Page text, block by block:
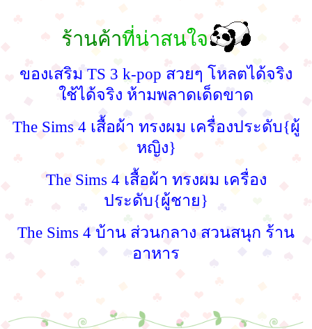
ร้านค้าที่น่าสนใจ
ของเสริม TS 3 k-pop สวยๆ โหลตได้จริง
ใช้ได้จริง ห้ามพลาดเด็ดขาด
The Sims 4 เสื้อผ้า ทรงผม เครื่องประดับ{ผู้
หญิง}
The Sims 4 เสื้อผ้า ทรงผม เครื่อง
ประดับ{ผู้ชาย}
The Sims 4 บ้าน ส่วนกลาง สวนสนุก ร้าน
อาหาร